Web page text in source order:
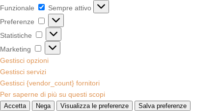
Funzionale
Funzionale
Sempre attivo
Preferenze
Preferenze
Statistiche Statistiche
Marketing
Marketing
Gestisci opzioni
Gestisci servizi
Gestisci {vendor_count} fornitori
Per saperne di più su questi scopi
Accetta Nega Visualizza le preferenze Salva preferenze